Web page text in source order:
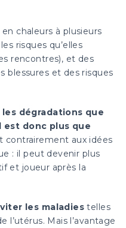
chaleurs à plusieurs
risques qu’elles
rencontres), et des
blessures et des risques
dégradations que
est donc plus que
contrairement aux idées
: il peut devenir plus
et joueur après la
les maladies telles
Mais l’avantage